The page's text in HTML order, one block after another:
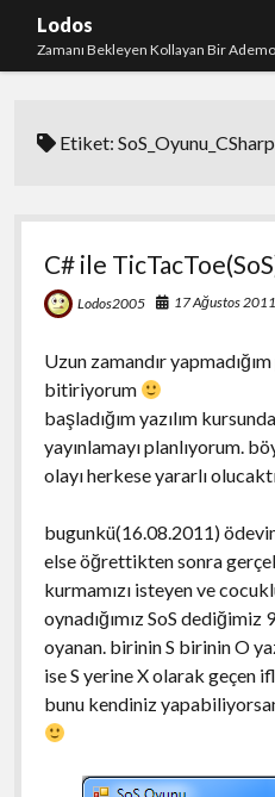
Lodos
Zamanı Bekleyen Kollayan Bir
test
Etiket:
C# ile
Lodos2005 17 Ağustos 2011
Uzun zamandır
bitiriyorum
başladığım yazılım
yayınlamayı planlıyorum.
olayı herkese yararlı
bugunkü(16.08.2011)
else öğrettikten sonra
kurmamızı isteyen ve
oynadığımız SoS
oyanan. birinin S birinin O
ise S yerine X olarak geçen
bunu kendiniz